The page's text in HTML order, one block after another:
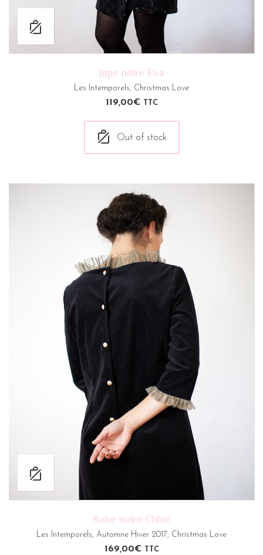
Jupe noire Eva
Les Intemporels, Christmas Love
119,00€ TTC
Out of stock
Robe noire Chloé
Les Intemporels, Automne Hiver 2017, Christmas Love
169,00€ TTC